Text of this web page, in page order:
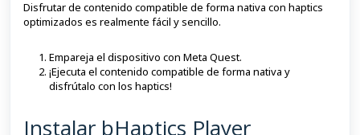
Disfrutar de contenido compatible de forma nativa con haptics
optimizados es realmente fácil y sencillo.
Empareja el dispositivo con Meta Quest.
¡Ejecuta el contenido compatible de forma nativa y
disfrútalo con los haptics!
Instalar bHaptics Player